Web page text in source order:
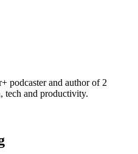
podcaster and author of 2
tech and productivity.